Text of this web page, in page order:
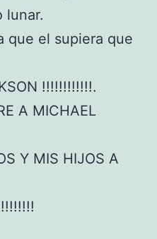
lunar.
que el supiera que
!!!!!!!!!!!!.
A MICHAEL
Y MIS HIJOS A